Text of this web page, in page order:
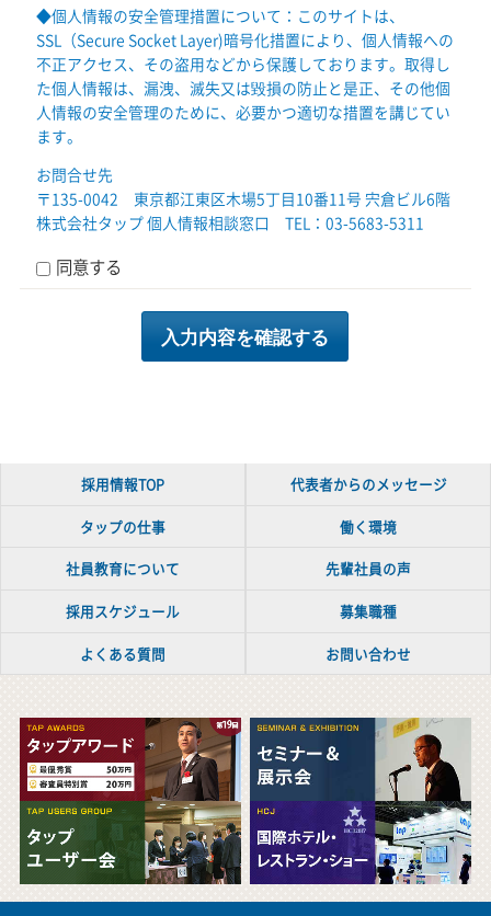
◆個人情報の安全管理措置について：このサイトは、
SSL（Secure Socket Layer)暗号化措置により、個人情報への
不正アクセス、その盗用などから保護しております。取得し
た個人情報は、漏洩、滅失又は毀損の防止と是正、その他個
人情報の安全管理のために、必要かつ適切な措置を講じてい
ます。
お問合せ先
〒135-0042 東京都江東区木場5丁目10番11号 宍倉ビル6階
株式会社タップ 個人情報相談窓口 TEL：03-5683-5311
同意する
採用情報TOP 代表者からのメッセージ
タップの仕事 働く環境
社員教育について 先輩社員の声
採用スケジュール 募集職種
よくある質問 お問い合わせ